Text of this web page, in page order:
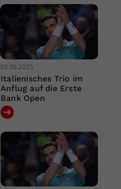
03.06.2025
Italienisches Trio im
Anflug auf die Erste
Bank Open